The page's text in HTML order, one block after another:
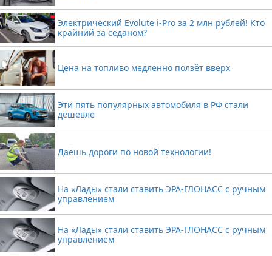
Электрический Evolute i-Pro за 2 млн рублей! Кто
крайний за седаном?
Цена на топливо медленно ползёт вверх
Эти пять популярных автомобиля в РФ стали
дешевле
Даёшь дороги по новой технологии!
На «Лады» стали ставить ЭРА-ГЛОНАСС с ручным
управлением
На «Лады» стали ставить ЭРА-ГЛОНАСС с ручным
управлением